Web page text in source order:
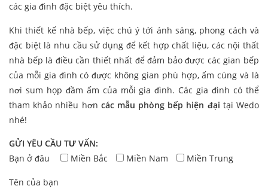
các gia đình đặc biệt yêu thích.
Khi thiết kế nhà bếp, việc chú ý tới ánh sáng, phong cách và
đặc biệt là nhu cầu sử dụng để kết hợp chất liệu, các nội thất
nhà bếp là điều cần thiết nhất để đảm bảo được các gian bếp
của mỗi gia đình có được không gian phù hợp, ấm cúng và là
nơi sum họp đầm ấm của mỗi gia đình. Các gia đình có thể
tham khảo nhiều hơn các mẫu phòng bếp hiện đại tại Wedo
nhé!
GỬI YÊU CẦU TƯ VẤN:
Bạn ở đâu
Miền Bắc Miền Nam Miền Trung
Tên của bạn